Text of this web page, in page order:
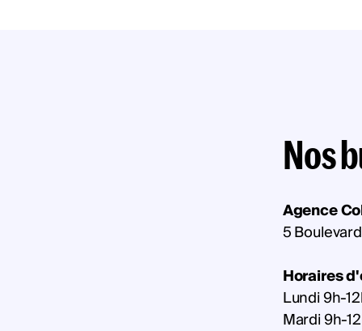
Nos
Agence
5
Horaires
Lundi 9h-
Mardi 9h-